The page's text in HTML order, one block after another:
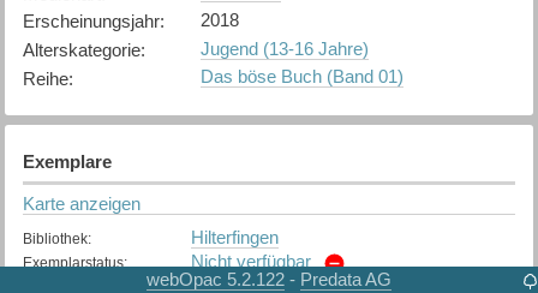
Erscheinungsjahr:
2018
Alterskategorie:
Jugend (13-16 Jahre)
Reihe: Das böse Buch (Band 01)
Exemplare
Karte anzeigen
Bibliothek: Hilterfingen
Exemplarstatus:
Nicht verfügbar
webOpac 5.2.122 - Predata AG